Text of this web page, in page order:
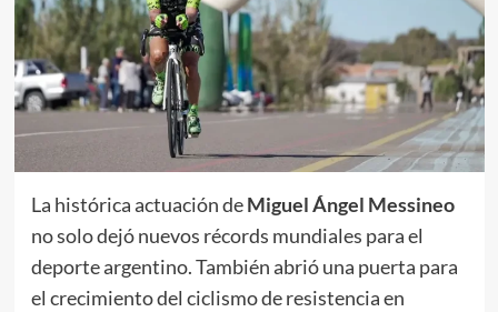
La histórica actuación deMiguel Ángel Messineo
no solo dejó nuevos récords mundiales para el
deporte argentino. También abrió una puerta para
el crecimiento del ciclismo de resistencia en